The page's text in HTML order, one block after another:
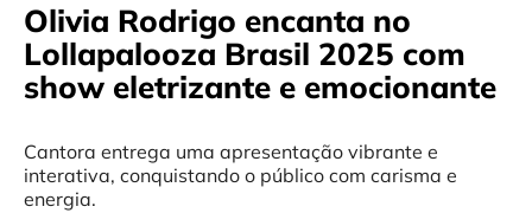
Olivia Rodrigo encanta no
Lollapalooza Brasil 2025 com
show eletrizante e emocionante
Cantora entrega uma apresentação vibrante e
interativa, conquistando o público com carisma e
energia.